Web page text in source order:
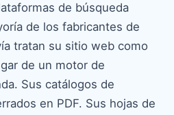
de búsqueda
de los fabricantes de
tratan su sitio web como
de un motor de
Sus catálogos de
en PDF. Sus hojas de